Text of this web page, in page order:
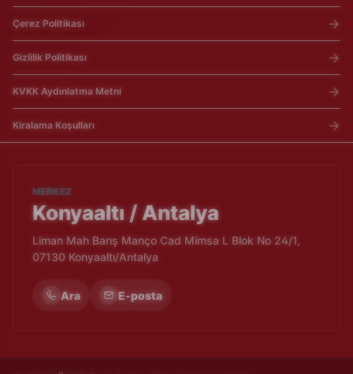
Çerez Politikası
Gizlilik Politikası
KVKK Aydınlatma Metni
Kiralama Koşulları
MERKEZ
Konyaaltı / Antalya
Liman Mah Barış Manço Cad Mimsa L Blok No 24/1,
07130 Konyaaltı/Antalya
Ara E-posta